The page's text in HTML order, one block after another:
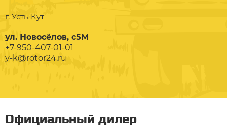
г. Усть-Кут
ул. Новосёлов, с5М
+7-950-407-01-01
y-k@rotor24.ru
Официальный дилер